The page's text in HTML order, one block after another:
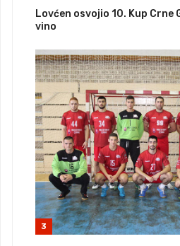
Lovćen osvojio 10. Kup Crne
vino
3